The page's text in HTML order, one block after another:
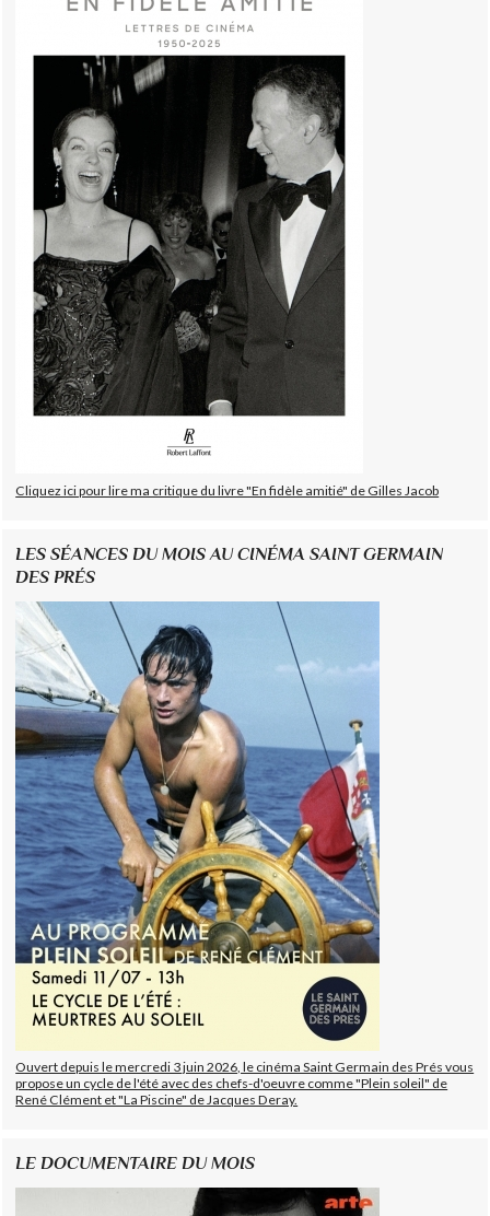
Cliquez ici pour lire ma critique du livre "En fidèle amitié" de Gilles Jacob
LES SÉANCES DU MOIS AU CINÉMA SAINT GERMAIN
DES PRÉS
Ouvert depuis le mercredi 3 juin 2026, le cinéma Saint Germain des Prés vous
propose un cycle de l'été avec des chefs-d'oeuvre comme "Plein soleil" de
René Clément et "La Piscine" de Jacques Deray.
LE DOCUMENTAIRE DU MOIS